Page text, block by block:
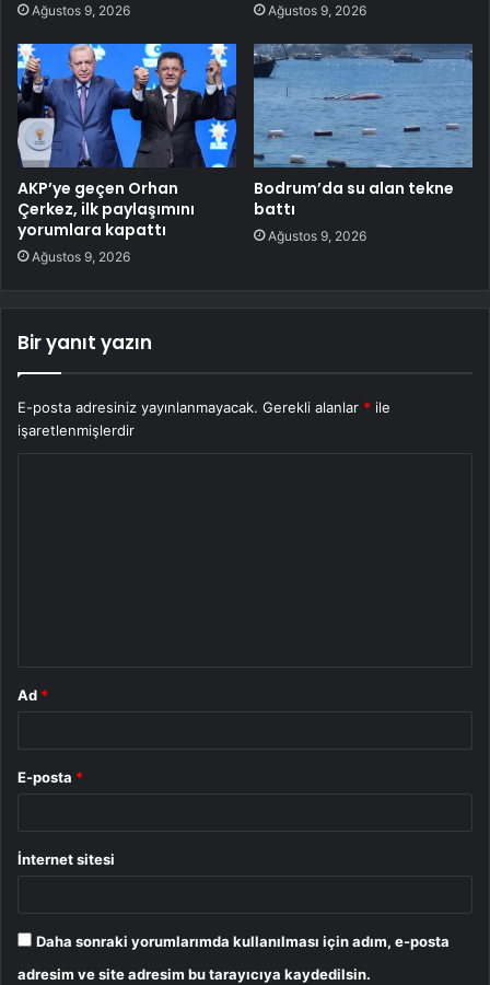
Ağustos 9, 2026 Ağustos 9, 2026
AKP’ye geçen Orhan
Çerkez, ilk paylaşımını
yorumlara kapattı
Ağustos 9, 2026
Bodrum’da su alan tekne
battı
Ağustos 9, 2026
Bir yanıt yazın
E-posta adresiniz yayınlanmayacak. Gerekli alanlar * ile
işaretlenmişlerdir
Ad *
E-posta *
İnternet sitesi
Daha sonraki yorumlarımda kullanılması için adım, e-posta
adresim ve site adresim bu tarayıcıya kaydedilsin.